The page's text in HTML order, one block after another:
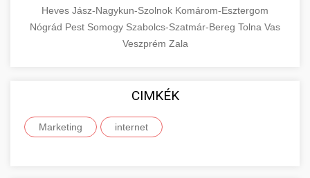
Heves Jász-Nagykun-Szolnok Komárom-Esztergom
Nógrád Pest Somogy Szabolcs-Szatmár-Bereg Tolna Vas
Veszprém Zala
CIMKÉK
Marketing internet